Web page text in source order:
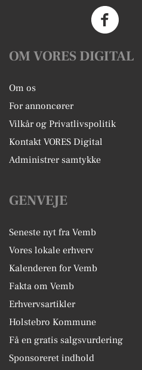
OM VORES DIGITAL
Om os
For annoncører
Vilkår og Privatlivspolitik
Kontakt VORES Digital
Administrer samtykke
GENVEJE
Seneste nyt fra Vemb
Vores lokale erhverv
Kalenderen for Vemb
Fakta om Vemb
Erhvervsartikler
Holstebro Kommune
Få en gratis salgsvurdering
Sponsoreret indhold